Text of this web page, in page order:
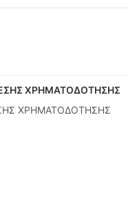
ΧΡΗΜΑΤΟΔΟΤΗΣΗΣ
ΧΡΗΜΑΤΟΔΟΤΗΣΗΣ